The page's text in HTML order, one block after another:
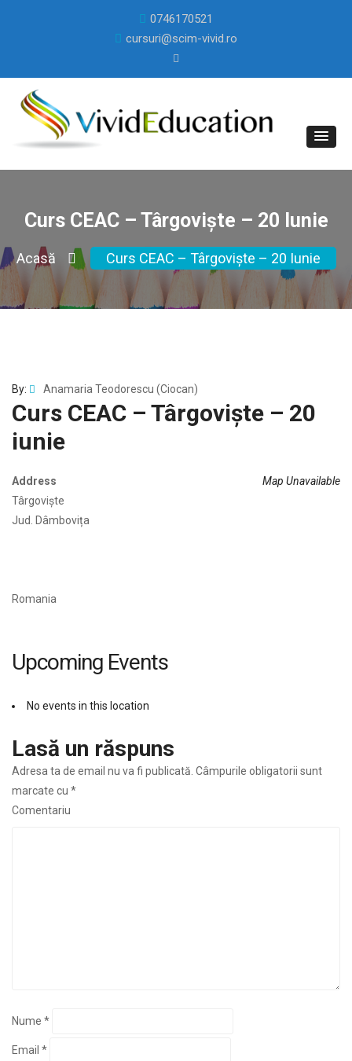
0746170521
cursuri@scim-vivid.ro
Curs CEAC – Târgoviște – 20 Iunie
Acasă Curs CEAC – Târgoviște – 20 Iunie
By: Anamaria Teodorescu (Ciocan)
Curs CEAC – Târgoviște – 20
iunie
Map Unavailable
Address
Târgoviște
Jud. Dâmbovița
Romania
Upcoming Events
No events in this location
Lasă un răspuns
Adresa ta de email nu va fi publicată. Câmpurile obligatorii sunt
marcate cu *
Comentariu
Nume *
Email *